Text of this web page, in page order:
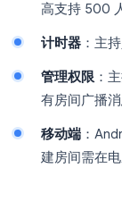
高支持 500
计时器 ：主
管理权限 ：
有房间广播
移动端 ：
建房间需在